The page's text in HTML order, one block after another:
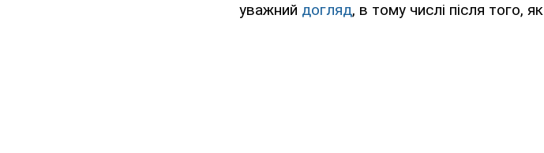
уважний догляд, в тому числі після того,